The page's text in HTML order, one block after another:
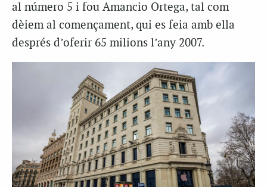
al número 5 i fou Amancio Ortega, tal com
dèiem al començament, qui es feia amb ella
després d’oferir 65 milions l’any 2007.